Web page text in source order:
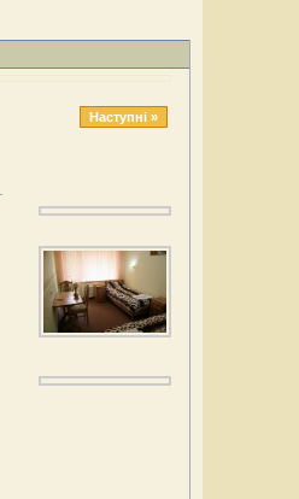
Наступні »